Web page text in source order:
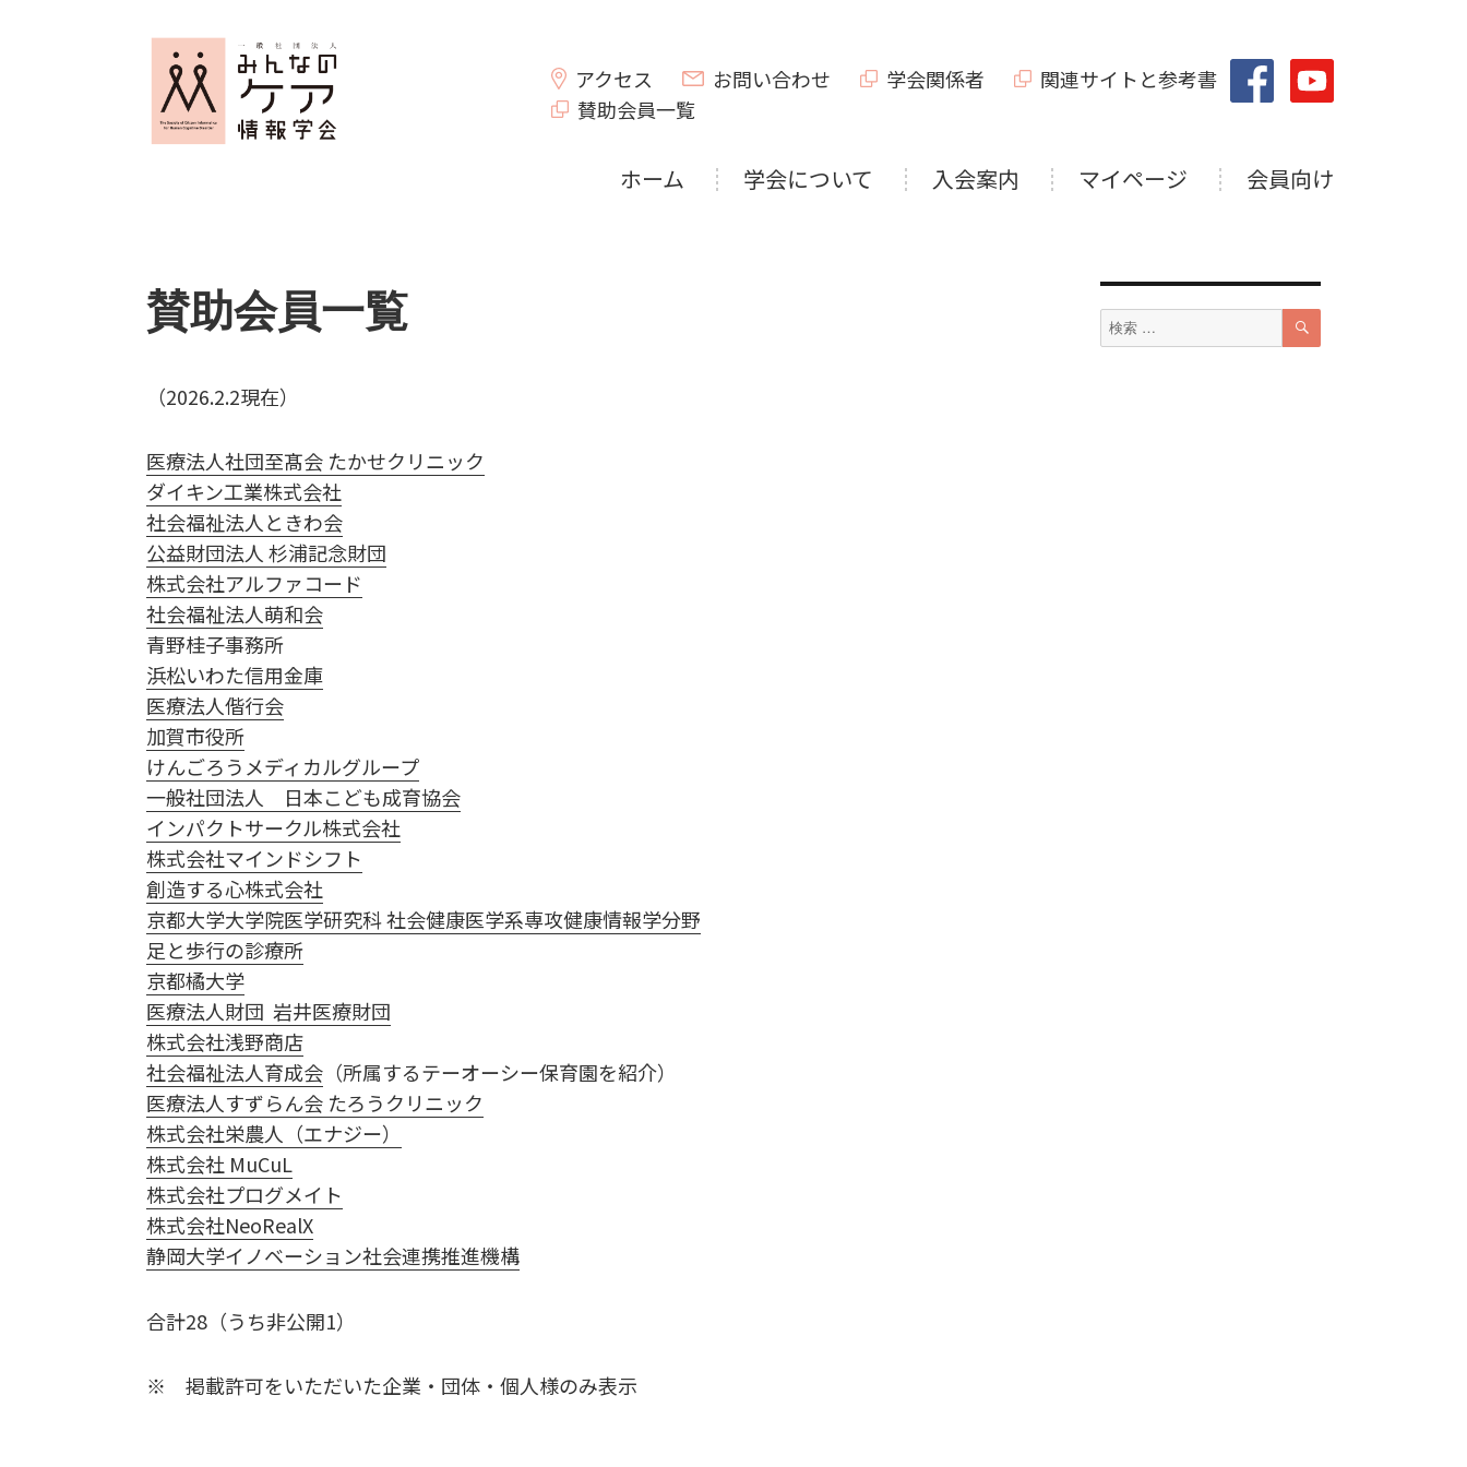
アクセス お問い合わせ 学会関係者
関連サイトと参考書
賛助会員一覧
ホーム 学会について 入会案内 マイページ 会員向け
賛助会員一覧
（2026.2.2現在）
医療法人社団至髙会 たかせクリニック
ダイキン工業株式会社
社会福祉法人ときわ会
公益財団法人 杉浦記念財団
株式会社アルファコード
社会福祉法人萌和会
青野桂子事務所
浜松いわた信用金庫
医療法人偕行会
加賀市役所
けんごろうメディカルグループ
一般社団法人 日本こども成育協会
インパクトサークル株式会社
株式会社マインドシフト
創造する心株式会社
京都大学大学院医学研究科 社会健康医学系専攻健康情報学分野
足と歩行の診療所
京都橘大学
医療法人財団 岩井医療財団
株式会社浅野商店
社会福祉法人育成会 （所属するテーオーシー保育園を紹介）
医療法人すずらん会 たろうクリニック
株式会社栄農人（エナジー）
株式会社 MuCuL
株式会社プログメイト
株式会社NeoRealX
静岡大学イノベーション社会連携推進機構
合計28（うち非公開1）
※ 掲載許可をいただいた企業・団体・個人様のみ表示
検
索
検